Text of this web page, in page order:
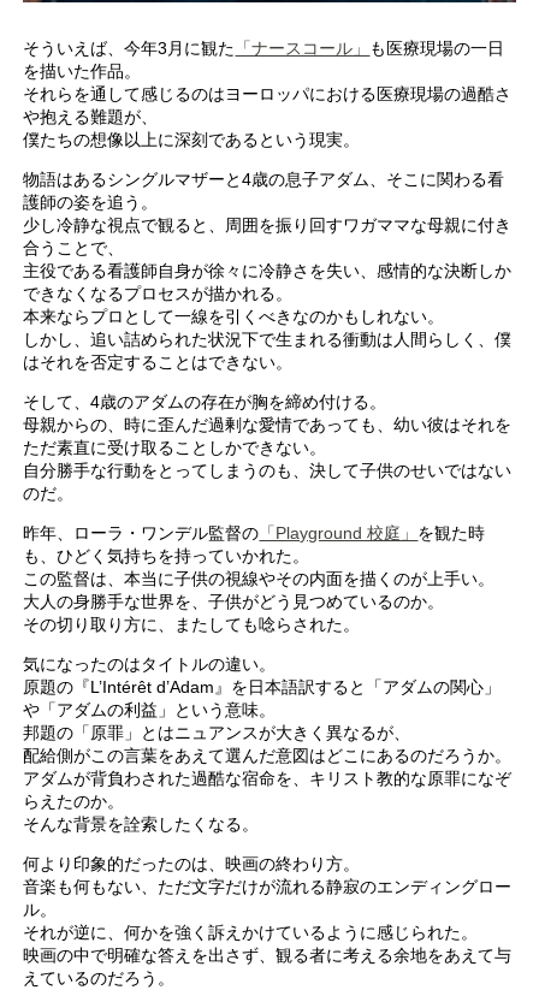
そういえば、今年3月に観た 「ナースコール」 も医療現場の一日
を描いた作品。
それらを通して感じるのはヨーロッパにおける医療現場の過酷さ
や抱える難題が、
僕たちの想像以上に深刻であるという現実。
物語はあるシングルマザーと4歳の息子アダム、そこに関わる看
護師の姿を追う。
少し冷静な視点で観ると、周囲を振り回すワガママな母親に付き
合うことで、
主役である看護師自身が徐々に冷静さを失い、感情的な決断しか
できなくなるプロセスが描かれる。
本来ならプロとして一線を引くべきなのかもしれない。
しかし、追い詰められた状況下で生まれる衝動は人間らしく、僕
はそれを否定することはできない。
そして、4歳のアダムの存在が胸を締め付ける。
母親からの、時に歪んだ過剰な愛情であっても、幼い彼はそれを
ただ素直に受け取ることしかできない。
自分勝手な行動をとってしまうのも、決して子供のせいではない
のだ。
昨年、ローラ・ワンデル監督の 「Playground 校庭」 を観た時
も、ひどく気持ちを持っていかれた。
この監督は、本当に子供の視線やその内面を描くのが上手い。
大人の身勝手な世界を、子供がどう見つめているのか。
その切り取り方に、またしても唸らされた。
気になったのはタイトルの違い。
原題の『L’Intérêt d’Adam』を日本語訳すると「アダムの関心」
や「アダムの利益」という意味。
邦題の「原罪」とはニュアンスが大きく異なるが、
配給側がこの言葉をあえて選んだ意図はどこにあるのだろうか。
アダムが背負わされた過酷な宿命を、キリスト教的な原罪になぞ
らえたのか。
そんな背景を詮索したくなる。
何より印象的だったのは、映画の終わり方。
音楽も何もない、ただ文字だけが流れる静寂のエンディングロー
ル。
それが逆に、何かを強く訴えかけているように感じられた。
映画の中で明確な答えを出さず、観る者に考える余地をあえて与
えているのだろう。